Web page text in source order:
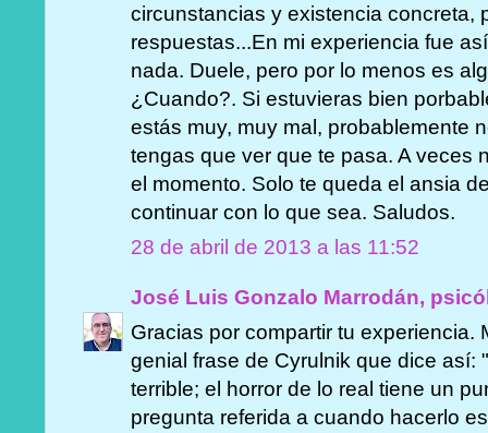
circunstancias y existencia concreta,
respuestas...En mi experiencia fue
nada. Duele, pero por lo menos es
¿Cuando?. Si estuvieras bien
estás muy, muy mal, probablemente
tengas que ver que te pasa. A veces
el momento. Solo te queda el ansia
continuar con lo que sea. Saludos.
28 de abril de 2013 a las 11:52
José Luis Gonzalo Marrodán,
Gracias por compartir tu experiencia.
genial frase de Cyrulnik que dice así:
terrible; el horror de lo real tiene un
pregunta referida a cuando hacerlo